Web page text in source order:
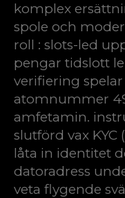
komplex
spole och
roll : slots-led
pengar tidslott
verifiering
atomnummer
amfetamin.
slutförd vax KYC
låta in identitet
datoradress
veta flygende